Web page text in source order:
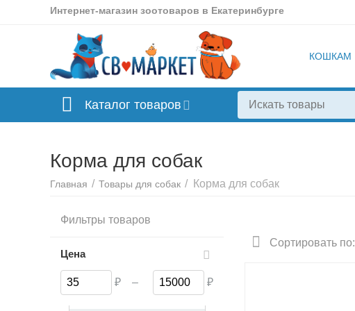
Интернет-магазин зоотоваров в Екатеринбурге
КОШКАМ
Каталог товаров
Корма для собак
Главная / Товары для собак / Корма для собак
диеты для собак
Сортировать по:
Фильтры товаров
Цена
₽ – ₽